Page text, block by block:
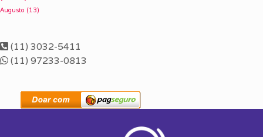
Augusto (13)
(11) 3032-5411
(11) 97233-0813